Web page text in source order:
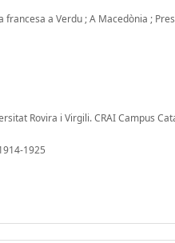
a Verdu ; A Macedònia ;
Rovira i Virgili. CRAI Campus
1925